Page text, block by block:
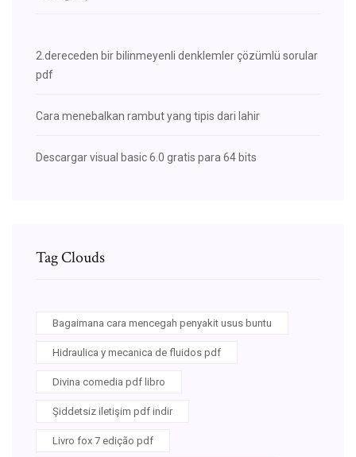
2.dereceden bir bilinmeyenli denklemler çözümlü sorular
pdf
Cara menebalkan rambut yang tipis dari lahir
Descargar visual basic 6.0 gratis para 64 bits
Tag Clouds
Bagaimana cara mencegah penyakit usus buntu
Hidraulica y mecanica de fluidos pdf
Divina comedia pdf libro
Şiddetsiz iletişim pdf indir
Livro fox 7 edição pdf